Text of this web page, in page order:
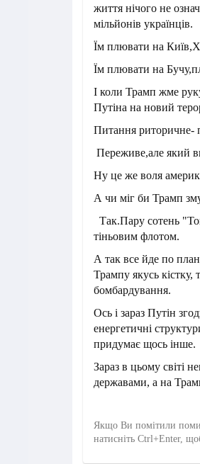
життя нічого не
мільйонів українців.
Їм плювати на
Їм плювати на
І коли Трамп жме
Путіна на новий
Питання риторичне-
Переживе,але який
Ну це же воля
А чи міг би Трамп
Так.Пару сотень
тіньовим флотом.
А так все йде по
Трампу якусь кістку,
бомбардування.
Ось і зараз Путін
енергетичні
придумає щось інше.
Зараз в цьому світі
державами, а на
Якщо Ви помітили
натисніть Ctrl+Enter,